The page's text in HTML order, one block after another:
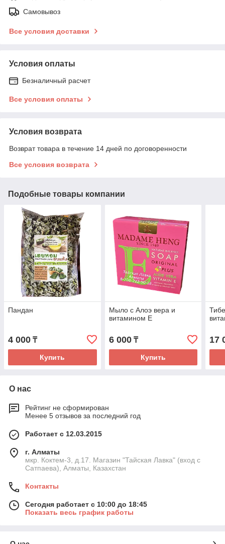
Самовывоз
Все условия доставки
Условия оплаты
Безналичный расчет
Все условия оплаты
Условия возврата
Возврат товара в течение 14 дней по договоренности
Все условия возврата
Подобные товары компании
Пандан
4 000 ₸
Купить
Мыло с Алоэ вера и
витамином Е
6 000₸
Купить
17
О нас
Рейтинг не сформирован
Менее 5 отзывов за последний год
Работает с 12.03.2015
г. Алматы
мкр. Коктем-3, д.17. Магазин "Тайская Лавка" (вход с
Сатпаева), Алматы, Казахстан
Контакты
Сегодня работает с 10:00 до 18:45
Показать весь график работы